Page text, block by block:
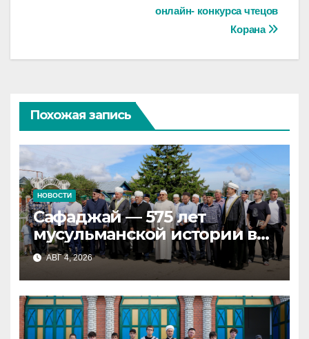
онлайн- конкурса чтецов
Корана
Похожая запись
НОВОСТИ
Сафаджай — 575 лет
мусульманской истории в
самой сердцевине России
АВГ 4, 2026